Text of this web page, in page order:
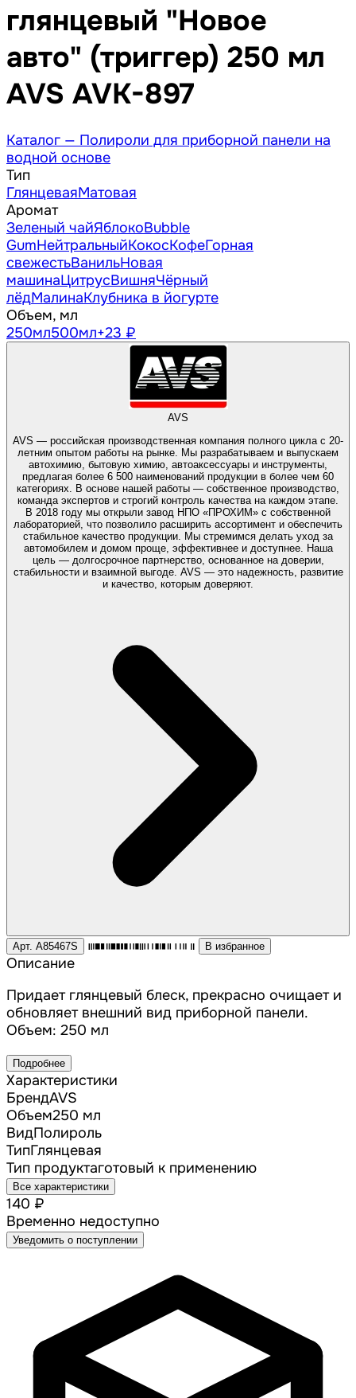
глянцевый "Новое
авто" (триггер) 250 мл
AVS AVK-897
Каталог — Полироли для приборной панели на
водной основе
Тип
ГлянцеваяМатовая
Аромат
Зеленый чайЯблокоBubble
GumНейтральныйКокосКофеГорная
свежестьВанильНовая
машинаЦитрусВишняЧёрный
лёдМалинаКлубника в йогурте
Объем, мл
250мл500мл+23 ₽
AVS
AVS — российская производственная компания полного цикла с 20-
летним опытом работы на рынке. Мы разрабатываем и выпускаем
автохимию, бытовую химию, автоаксессуары и инструменты,
предлагая более 6 500 наименований продукции в более чем 60
категориях. В основе нашей работы — собственное производство,
команда экспертов и строгий контроль качества на каждом этапе.
В 2018 году мы открыли завод НПО «ПРОХИМ» с собственной
лабораторией, что позволило расширить ассортимент и обеспечить
стабильное качество продукции. Мы стремимся делать уход за
автомобилем и домом проще, эффективнее и доступнее. Наша
цель — долгосрочное партнерство, основанное на доверии,
стабильности и взаимной выгоде. AVS — это надежность, развитие
и качество, которым доверяют.
Арт. A85467S В избранное
Описание
Придает глянцевый блеск, прекрасно очищает и
обновляет внешний вид приборной панели.
Объем: 250 мл
Подробнее
Характеристики
БрендAVS
Объем250 мл
ВидПолироль
ТипГлянцевая
Тип продуктаготовый к применению
Все характеристики
140 ₽
Временно недоступно
Уведомить о поступлении